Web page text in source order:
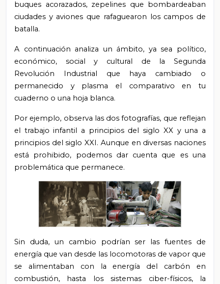
buques acorazados, zepelines que bombardeaban
ciudades y aviones que rafaguearon los campos de
batalla.
A continuación analiza un ámbito, ya sea político,
económico, social y cultural de la Segunda
Revolución Industrial que haya cambiado o
permanecido y plasma el comparativo en tu
cuaderno o una hoja blanca.
Por ejemplo, observa las dos fotografías, que reflejan
el trabajo infantil a principios del siglo XX y una a
principios del siglo XXI. Aunque en diversas naciones
está prohibido, podemos dar cuenta que es una
problemática que permanece.
Sin duda, un cambio podrían ser las fuentes de
energía que van desde las locomotoras de vapor que
se alimentaban con la energía del carbón en
combustión, hasta los sistemas ciber-físicos, la